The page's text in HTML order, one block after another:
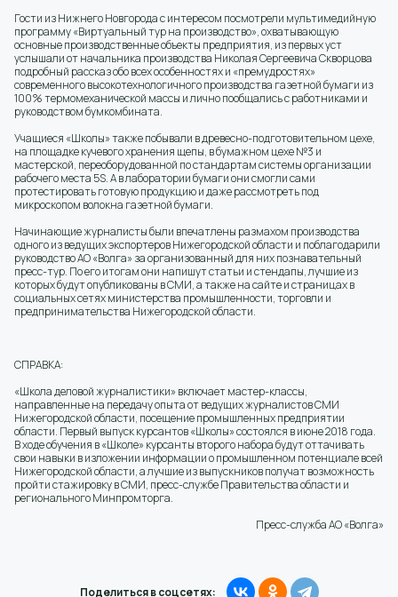
Гости из Нижнего Новгорода с интересом посмотрели мультимедийную
программу «Виртуальный тур на производство», охватывающую
основные производственные объекты предприятия, из первых уст
услышали от начальника производства Николая Сергеевича Скворцова
подробный рассказ обо всех особенностях и «премудростях»
современного высокотехнологичного производства газетной бумаги из
100% термомеханической массы и лично пообщались с работниками и
руководством бумкомбината.
Учащиеся «Школы» также побывали в древесно-подготовительном цехе,
на площадке кучевого хранения щепы, в бумажном цехе №3 и
мастерской, переоборудованной по стандартам системы организации
рабочего места 5S. А в лаборатории бумаги они смогли сами
протестировать готовую продукцию и даже рассмотреть под
микроскопом волокна газетной бумаги.
Начинающие журналисты были впечатлены размахом производства
одного из ведущих экспортеров Нижегородской области и поблагодарили
руководство АО «Волга» за организованный для них познавательный
пресс-тур. По его итогам они напишут статьи и стендапы, лучшие из
которых будут опубликованы в СМИ, а также на сайте и страницах в
социальных сетях министерства промышленности, торговли и
предпринимательства Нижегородской области.
СПРАВКА:
«Школа деловой журналистики» включает мастер-классы,
направленные на передачу опыта от ведущих журналистов СМИ
Нижегородской области, посещение промышленных предприятии
области. Первый выпуск курсантов «Школы» состоялся в июне 2018 года.
В ходе обучения в «Школе» курсанты второго набора будут оттачивать
свои навыки в изложении информации о промышленном потенциале всей
Нижегородской области, а лучшие из выпускников получат возможность
пройти стажировку в СМИ, пресс-службе Правительства области и
регионального Минпромторга.
Пресс-служба АО «Волга»
Поделиться в соцсетях: